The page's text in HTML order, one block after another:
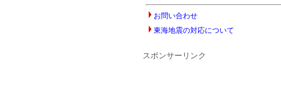
お問い合わせ
東海地震の対応について
スポンサーリンク